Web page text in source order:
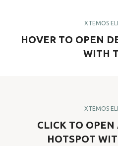
XTEMOS
HOVER TO OPEN
WITH
XTEMOS
CLICK TO OPEN
HOTSPOT